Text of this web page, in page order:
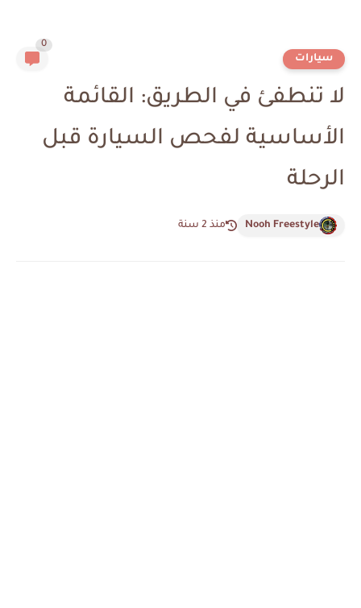
سيارات
0
لا تنطفئ في الطريق: القائمة
الأساسية لفحص السيارة قبل
الرحلة
Nooh Freestyle منذ 2 سنة